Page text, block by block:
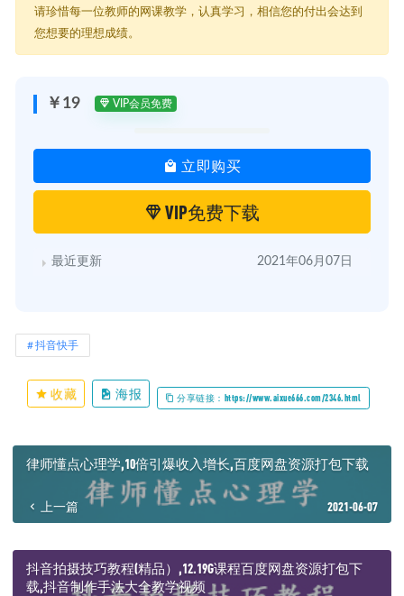
├─ 第06课：抖音号如何从0开始运营.mp4
├─ 第07课：揭秘抖音背后的系统算法.mp4
├─ 第11课案例：如何从0做到抖音影视类目第一.mp4
├─ 第12课案例：如何让一个视频涨粉90万，达到1个亿的播放量.mp4
├─ 第14课：揭秘抖音流量变现暴力玩.mp4
├─ 第15课 手把手教你玩抖音快速爆粉.mp4
├─ 第16课：简单拍好抖音视频轻松上热门.mp4
├─ 第17课 爆粉软件实现单条视频250W曝光.mp4
├─ 第18课《自建抖音精准流量池实现日赚3W》.mp4
├─ 第19课 打造抖音个人IP实现利润翻倍.mp4
请珍惜每一位教师的网课教学，认真学习，相信您的付出会达到
您想要的理想成绩。
￥19 VIP会员免费
立即购买
VIP免费下载
最近更新 2021年06月07日
抖音快手
收藏 海报 分享链接：https://www.aixue666.com/2346.html
律师懂点心理学,10倍引爆收入增长,百度网盘资源打包下载
上一篇 2021-06-07
抖音拍摄技巧教程(精品）,12.19G课程百度网盘资源打包下
载,抖音制作手法大全教学视频